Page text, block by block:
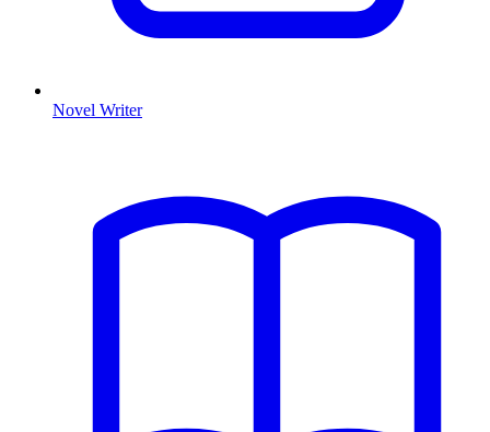
Novel Writer